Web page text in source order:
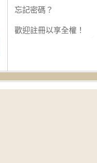
忘記密碼？
歡迎註冊以享全權！